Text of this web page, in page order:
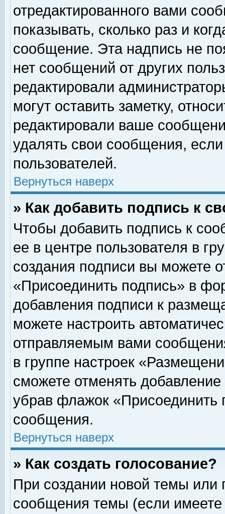
отредактированного вами
показывать, сколько раз и
сообщение. Эта надпись не
нет сообщений от других
редактировали
могут оставить заметку,
редактировали ваше
удалять свои сообщения,
пользователей.
Вернуться наверх
» Как добавить подпись к
Чтобы добавить подпись к
ее в центре пользователя в
создания подписи вы можете
«Присоединить подпись» в
добавления подписи к
можете настроить
отправляемым вами
в группе настроек
сможете отменять
убрав флажок «Присоединить
сообщения.
Вернуться наверх
» Как создать голосование?
При создании новой темы или
сообщения темы (если